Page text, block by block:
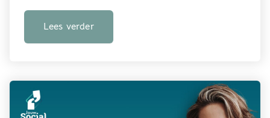
Lees verder